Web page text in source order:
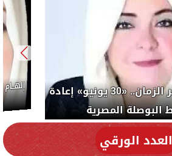
رسالتي لآخر الزمان.. «30 يونيو» إعادة
ضبط البوصلة المصرية
العدد الورقي